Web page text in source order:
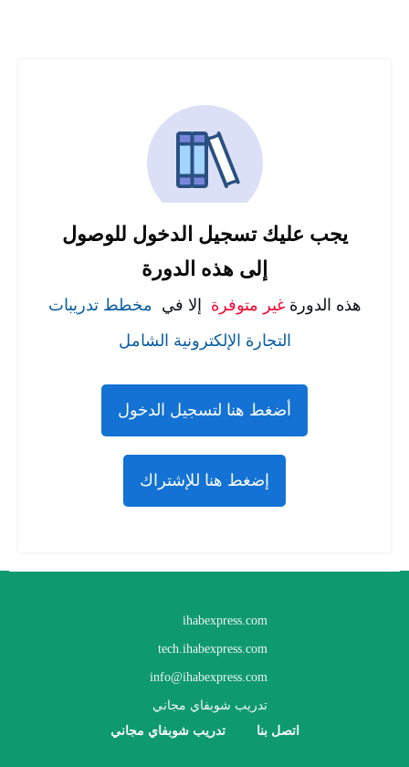
يجب عليك تسجيل الدخول للوصول
إلى هذه الدورة
هذه الدورةغير متوفرة إلا في مخطط تدريبات
التجارة الإلكترونية الشامل
أضغط هنا لتسجيل الدخول
إضغط هنا للإشتراك
ihabexpress.com
tech.ihabexpress.com
info@ihabexpress.com
تدريب شوبفاي مجاني
اتصل بنا تدريب شوبفاي مجاني